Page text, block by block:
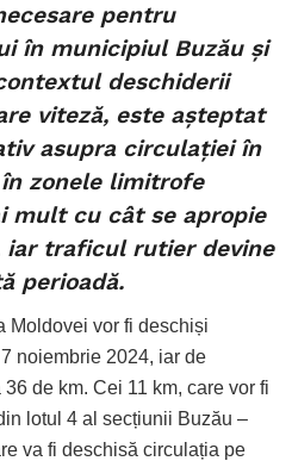
pentru
în municipiul Buzău și
deschiderii
viteză, este așteptat
asupra circulației în
zonele limitrofe
mult cu cât se apropie
iar traficul rutier devine
perioadă.
Moldovei vor fi deschiși
noiembrie 2024, iar de
de km. Cei 11 km, care vor fi
lotul 4 al secțiunii Buzău –
va fi deschisă circulația pe